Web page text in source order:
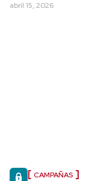
abril 15, 2026
CAMPAÑAS